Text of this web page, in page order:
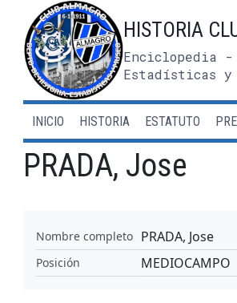
contenido
HISTORIA
Enciclopedia -
Estadísticas y
INICIO HISTORIA ESTATUTO
PRADA, Jose
Nombre completo PRADA, Jose
Posición MEDIOCAMPO